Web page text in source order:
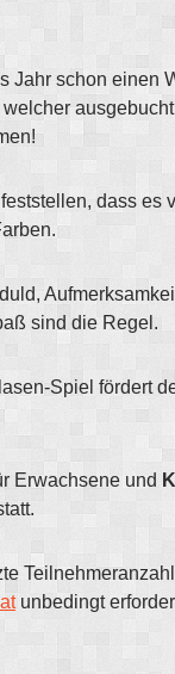
Jahr schon einen
dass es
sind die Regel.
Spiel fördert
Erwachsene und
unbedingt